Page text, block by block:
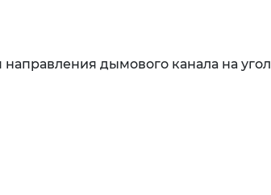
дымового канала на угол